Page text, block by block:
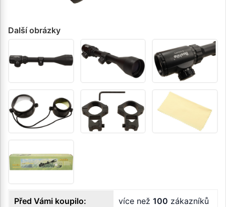
Další obrázky
Před Vámi koupilo: více než 100 zákazníků